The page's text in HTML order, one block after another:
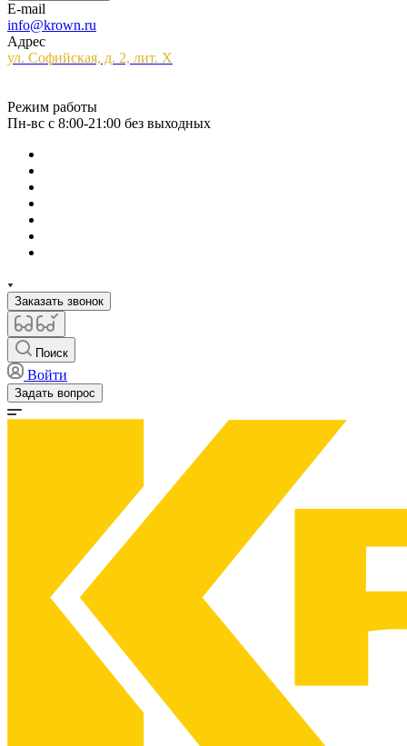
E-mail
info@krown.ru
Адрес
ул. Софийская, д. 2, лит. Х
Режим работы
Пн-вс с 8:00-21:00 без выходных
Заказать звонок
Поиск
Войти
Задать вопрос